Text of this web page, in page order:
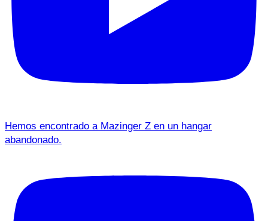
Hemos encontrado a Mazinger Z en un hangar
abandonado.